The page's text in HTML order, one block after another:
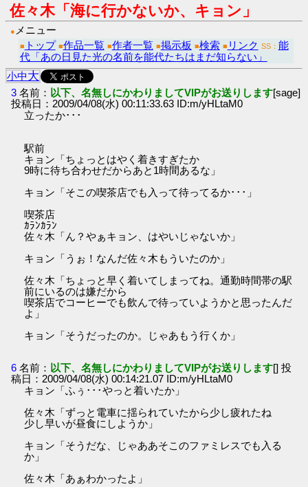
佐々木「海に行かないか、キョン」
● メニュー
■ トップ ■作品一覧 ■作者一覧 ■掲示板 ■検索 ■ リンク SS： 能
代「あの日見た光の名前を能代たちはまだ知らない」
小中大
3 名前： 以下、名無しにかわりましてVIPがお送りします[sage]
投稿日：2009/04/08(水) 00:11:33.63 ID:m/yHLtaM0
立ったか･･･
駅前
キョン「ちょっとはやく着きすぎたか
9時に待ち合わせだからあと1時間あるな」
キョン「そこの喫茶店でも入って待ってるか･･･」
喫茶店
ｶﾗﾝｶﾗﾝ
佐々木「ん？やぁキョン、はやいじゃないか」
キョン「うぉ！なんだ佐々木もういたのか」
佐々木「ちょっと早く着いてしまってね。通勤時間帯の駅
前にいるのは嫌だから
喫茶店でコーヒーでも飲んで待っていようかと思ったんだ
よ」
キョン「そうだったのか。じゃあもう行くか」
6 名前： 以下、名無しにかわりましてVIPがお送りします[] 投
稿日：2009/04/08(水) 00:14:21.07 ID:m/yHLtaM0
キョン「ふぅ･･･やっと着いたか」
佐々木「ずっと電車に揺られていたから少し疲れたね
少し早いが昼食にしようか」
キョン「そうだな、じゃああそこのファミレスでも入る
か」
佐々木「あぁわかったよ」